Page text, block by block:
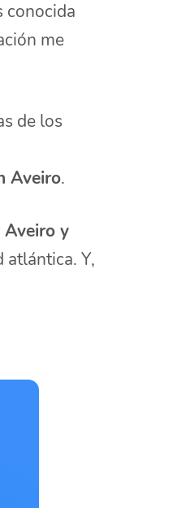
conocida
me
de los
Aveiro.
Aveiro y
atlántica. Y,